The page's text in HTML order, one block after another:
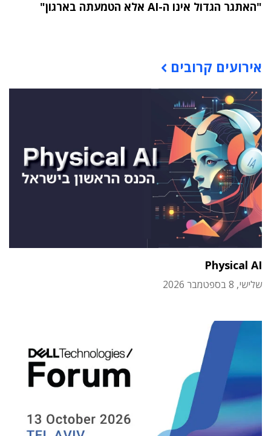
"האתגר הגדול אינו ה-AI אלא הטמעתה בארגון"
אירועים קרובים
Physical AI
שלישי, 8 בספטמבר 2026